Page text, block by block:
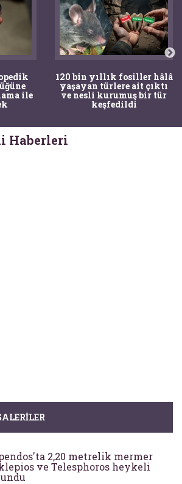
ile
120 bin yıllık fosiller hâlâ
yaşayan türlere ait çıktı
ve nesli kurumuş bir tür
keşfedildi
Haberleri
2,20 metrelik mermer
ve Telesphoros heykeli